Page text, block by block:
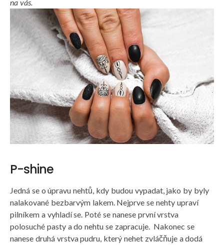
na vás.
P-shine
Jedná se o úpravu nehtů, kdy budou vypadat, jako by byly
nalakované bezbarvým lakem. Nejprve se nehty upraví
pilníkem a vyhladí se. Poté se nanese první vrstva
polosuché pasty a do nehtu se zapracuje. Nakonec se
nanese druhá vrstva pudru, který nehet zvláčňuje a dodá